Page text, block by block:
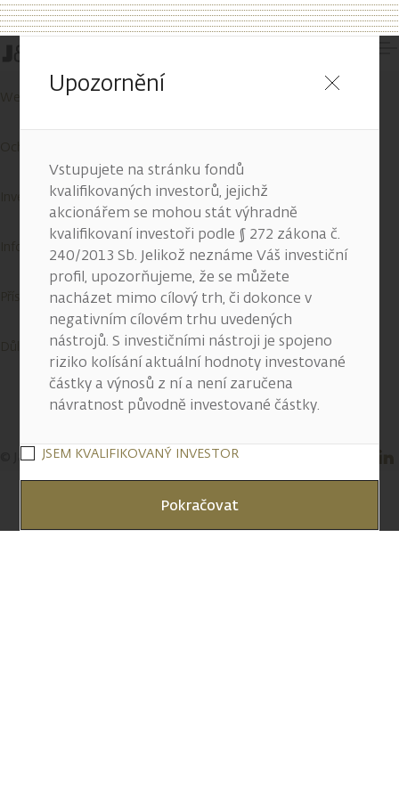
Upozornění
Vstupujete na stránku fondů
kvalifikovaných investorů, jejichž
akcionářem se mohou stát výhradně
kvalifikovaní investoři podle § 272 zákona č.
240/2013 Sb. Jelikož neznáme Váš investiční
profil, upozorňujeme, že se můžete
nacházet mimo cílový trh, či dokonce v
negativním cílovém trhu uvedených
nástrojů. S investičními nástroji je spojeno
riziko kolísání aktuální hodnoty investované
částky a výnosů z ní a není zaručena
návratnost původně investované částky.
JSEM KVALIFIKOVANÝ INVESTOR
Pokračovat
© J&T BANKA, a.s. 2026
Wealth Report
Investiční služby
Informace o cookies
Přístupnost služeb
Důležité informace